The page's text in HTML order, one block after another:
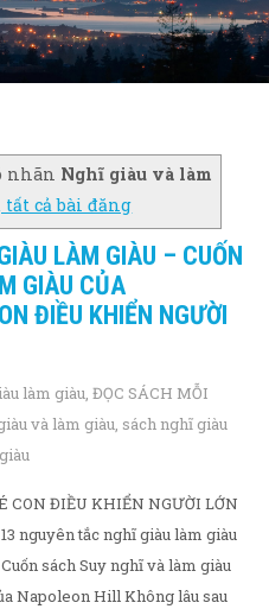
nhãn Nghĩ giàu và làm
cả bài đăng
LÀM GIÀU – CUỐN
GIÀU CỦA
ĐIỀU KHIỂN NGƯỜI
làm giàu ĐỌC SÁCH MỖI
và làm giàu sách nghĩ giàu
CON ĐIỀU KHIỂN NGƯỜI LỚN
nguyên tắc nghĩ giàu làm giàu
sách Suy nghĩ và làm giàu
Napoleon Hill Không lâu sau